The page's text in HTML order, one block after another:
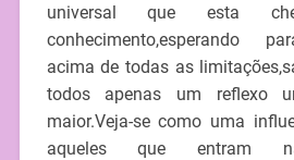
universal que esta
conhecimento,esperando
acima de todas as
todos apenas um reflexo
maior.Veja-se como uma
aqueles que entram